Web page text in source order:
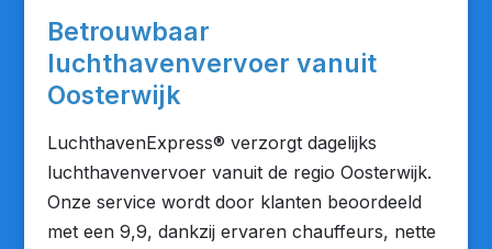
Betrouwbaar
luchthavenvervoer vanuit
Oosterwijk
LuchthavenExpress® verzorgt dagelijks
luchthavenvervoer vanuit de regio Oosterwijk.
Onze service wordt door klanten beoordeeld
met een 9,9, dankzij ervaren chauffeurs, nette